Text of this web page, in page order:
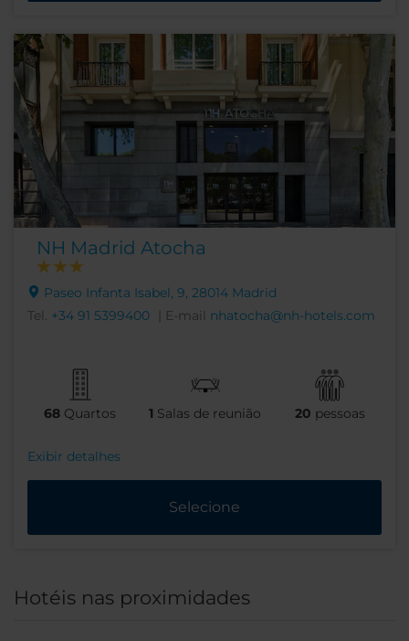
NH Madrid Atocha
Paseo Infanta Isabel, 9, 28014 Madrid
Tel. +34 91 5399400 | E-mail nhatocha@nh-hotels.com
68 Quartos 1 Salas de reunião 20 pessoas
Exibir detalhes
Selecione
Hotéis nas proximidades